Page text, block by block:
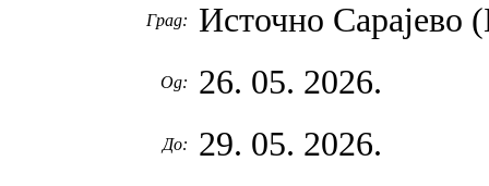
Град: Источно Сарајево
Од: 26. 05. 2026.
До: 29. 05. 2026.